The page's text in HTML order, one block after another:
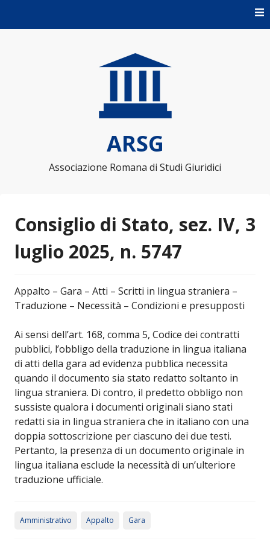
ARSG
Associazione Romana di Studi Giuridici
Consiglio di Stato, sez. IV, 3
luglio 2025, n. 5747
Appalto – Gara – Atti – Scritti in lingua straniera –
Traduzione – Necessità – Condizioni e presupposti
Ai sensi dell’art. 168, comma 5, Codice dei contratti
pubblici, l’obbligo della traduzione in lingua italiana
di atti della gara ad evidenza pubblica necessita
quando il documento sia stato redatto soltanto in
lingua straniera. Di contro, il predetto obbligo non
sussiste qualora i documenti originali siano stati
redatti sia in lingua straniera che in italiano con una
doppia sottoscrizione per ciascuno dei due testi.
Pertanto, la presenza di un documento originale in
lingua italiana esclude la necessità di un’ulteriore
traduzione ufficiale.
Amministrativo Appalto Gara